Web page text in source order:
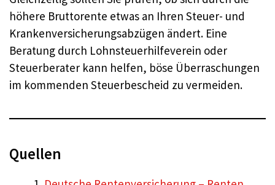
höhere Bruttorente etwas an Ihren Steuer- und
Krankenversicherungsabzügen ändert. Eine
Beratung durch Lohnsteuerhilfeverein oder
Steuerberater kann helfen, böse Überraschungen
im kommenden Steuerbescheid zu vermeiden.
Quellen